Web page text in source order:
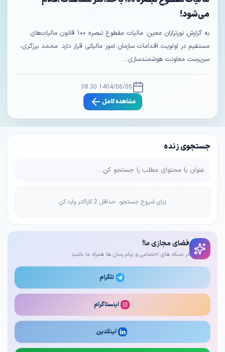
جستجوی زنده
برای شروع جستجو، حداقل 2 کاراکتر وارد کن
فضای مجازی ما!
در شبکه های اجتماعی و پیام رسان ها همراه ما باشید
تلگرام
اینستاگرام
لینکدین
می‌شود!
به گزارش نورترازان معین؛ مالیات مقطوع تبصره ۱۰۰ قانون مالیات‌های
مستقیم در اولویت اقدامات سازمان امور مالیاتی قرار دارد. محمد برزگری،
سرپرست معاونت هوشمندسازی...
1404/06/05 08:30
مشاهده کامل